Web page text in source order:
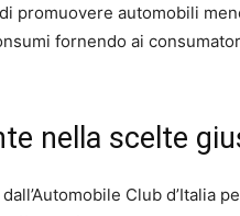
promuovere automobili
fornendo ai
nella scelte
Club d’Italia